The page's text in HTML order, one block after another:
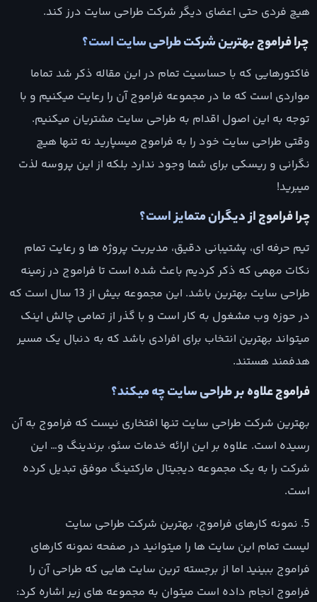
هیچ فردی حتی اعضای دیگر شرکت طراحی سایت درز کند.
چرا فراموج بهترین شرکت طراحی سایت است؟
فاکتورهایی که با حساسیت تمام در این مقاله ذکر شد تماما
مواردی است که ما در مجموعه فراموج آن را رعایت میکنیم و با
توجه به این اصول اقدام به طراحی سایت مشتریان میکنیم.
وقتی طراحی سایت خود را به فراموج میسپارید نه تنها هیچ
نگرانی و ریسکی برای شما وجود ندارد بلکه از این پروسه لذت
میبرید!
چرا فراموج از دیگران متمایز است؟
تیم حرفه ای، پشتیبانی دقیق، مدیریت پروژه ها و رعایت تمام
نکات مهمی که ذکر کردیم باعث شده است تا فراموج در زمینه
طراحی سایت بهترین باشد. این مجموعه بیش از 13 سال است که
در حوزه وب مشغول به کار است و با گذر از تمامی چالش اینک
میتواند بهترین انتخاب برای افرادی باشد که به دنبال یک مسیر
هدفمند هستند.
فراموج علاوه بر طراحی سایت چه میکند؟
بهترین شرکت طراحی سایت تنها افتخاری نیست که فراموج به آن
رسیده است. علاوه بر این ارائه خدمات سئو، برندینگ و… این
شرکت را به یک مجموعه دیجیتال مارکتینگ موفق تبدیل کرده
است.
5. نمونه کارهای فراموج، بهترین شرکت طراحی سایت
لیست تمام این سایت ها را میتوانید در صفحه نمونه کارهای
فراموج ببینید اما از برجسته ترین سایت هایی که طراحی آن را
فراموج انجام داده است میتوان به مجموعه های زیر اشاره کرد: